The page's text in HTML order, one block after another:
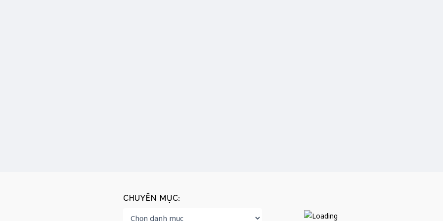
CHUYÊN MỤC: